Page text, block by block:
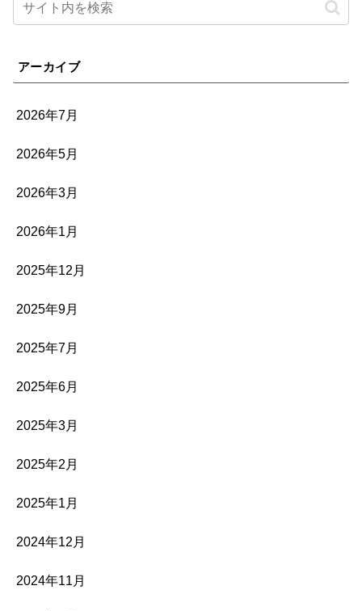
アーカイブ
2026年7月
2026年5月
2026年3月
2026年1月
2025年12月
2025年9月
2025年7月
2025年6月
2025年3月
2025年2月
2025年1月
2024年12月
2024年11月